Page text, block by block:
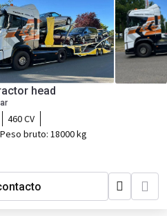
head
460 CV
Peso bruto: 18000 kg